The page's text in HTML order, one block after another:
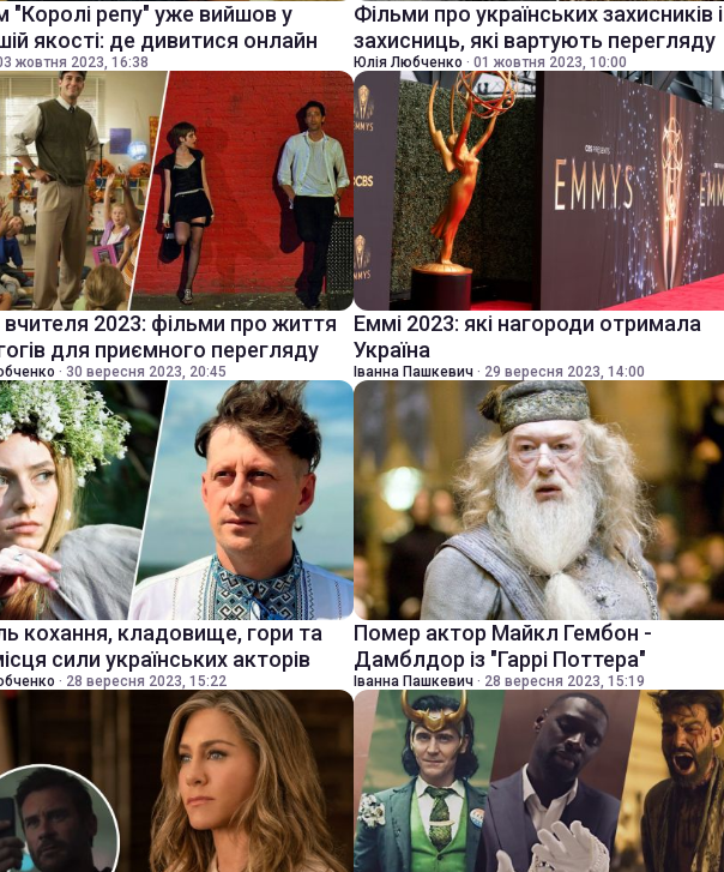
"Королі репу" уже вийшов у
якості: де дивитися онлайн
жовтня 2023, 16:38
Фільми про українських захисників і
захисниць, які вартують перегляду
Юлія Любченко · 01 жовтня 2023, 10:00
2023: фільми про життя
для приємного перегляду
· 30 вересня 2023, 20:45
Еммі 2023: які нагороди отримала
Україна
Іванна Пашкевич · 29 вересня 2023, 14:00
кохання, кладовище, гори та
сили українських акторів
· 28 вересня 2023, 15:22
Помер актор Майкл Гембон -
Дамблдор із "Гаррі Поттера"
Іванна Пашкевич · 28 вересня 2023, 15:19